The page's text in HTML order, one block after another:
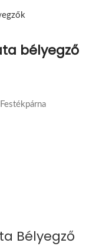
bélyegző
Bélyegző